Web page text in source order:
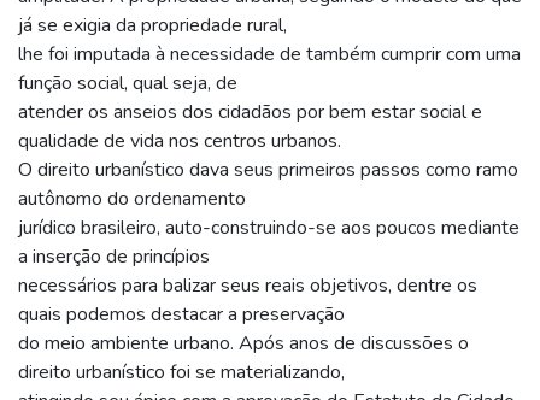
já se exigia da propriedade rural,
lhe foi imputada à necessidade de também cumprir com uma
função social, qual seja, de
atender os anseios dos cidadãos por bem estar social e
qualidade de vida nos centros urbanos.
O direito urbanístico dava seus primeiros passos como ramo
autônomo do ordenamento
jurídico brasileiro, auto-construindo-se aos poucos mediante
a inserção de princípios
necessários para balizar seus reais objetivos, dentre os
quais podemos destacar a preservação
do meio ambiente urbano. Após anos de discussões o
direito urbanístico foi se materializando,